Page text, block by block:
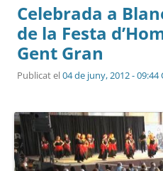
Celebrada a
de la Festa
Gent Gran
Publicat el04 de juny, 2012 - 09:44